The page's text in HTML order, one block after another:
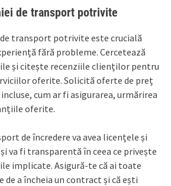
de transport potrivite
transport potrivite este crucială
fără probleme. Cercetează
și citește recenziile clienților pentru
oferite. Solicită oferte de preț
cum ar fi asigurarea, urmărirea
oferite.
de încredere va avea licențele și
va fi transparentă în ceea ce privește
implicate. Asigură-te că ai toate
a încheia un contract și că ești